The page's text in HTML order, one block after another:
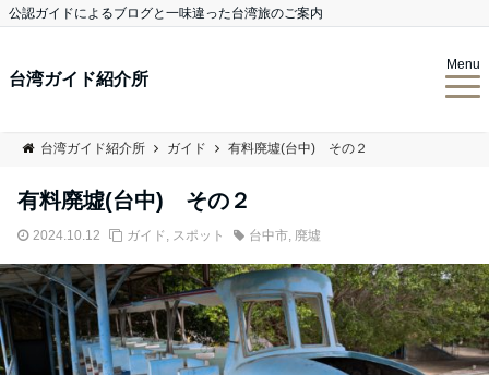
公認ガイドによるブログと一味違った台湾旅のご案内
台湾ガイド紹介所
Menu
台湾ガイド紹介所 ガイド 有料廃墟(台中) その２
有料廃墟(台中) その２
2024.10.12 ガイド , スポット 台中市, 廃墟